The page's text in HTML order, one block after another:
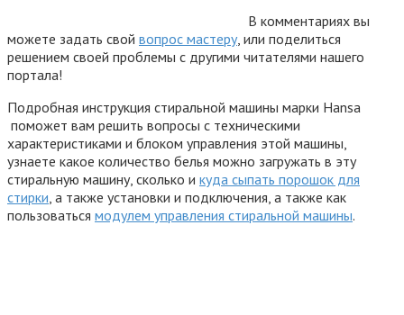
В комментариях вы
можете задать свой вопрос мастеру, или поделиться
решением своей проблемы с другими читателями нашего
портала!
Подробная инструкция стиральной машины марки Hansa
поможет вам решить вопросы с техническими
характеристиками и блоком управления этой машины,
узнаете какое количество белья можно загружать в эту
стиральную машину, сколько и куда сыпать порошок для
стирки , а также установки и подключения, а также как
пользоваться модулем управления стиральной машины.